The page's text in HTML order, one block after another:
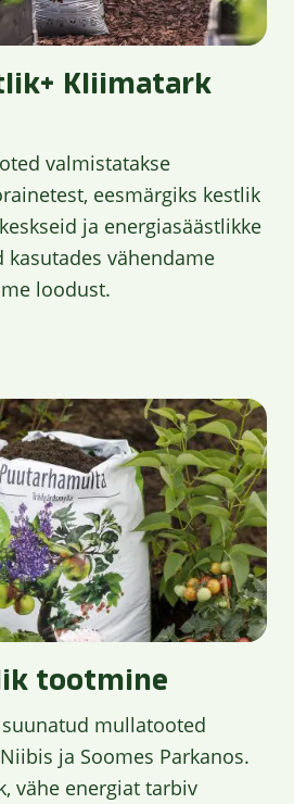
Kliimatark
valmistatakse
eesmärgiks kestlik
ja energiasäästlikke
vähendame
loodust.
tootmine
mullatooted
ja Soomes Parkanos.
vähe energiat tarbiv